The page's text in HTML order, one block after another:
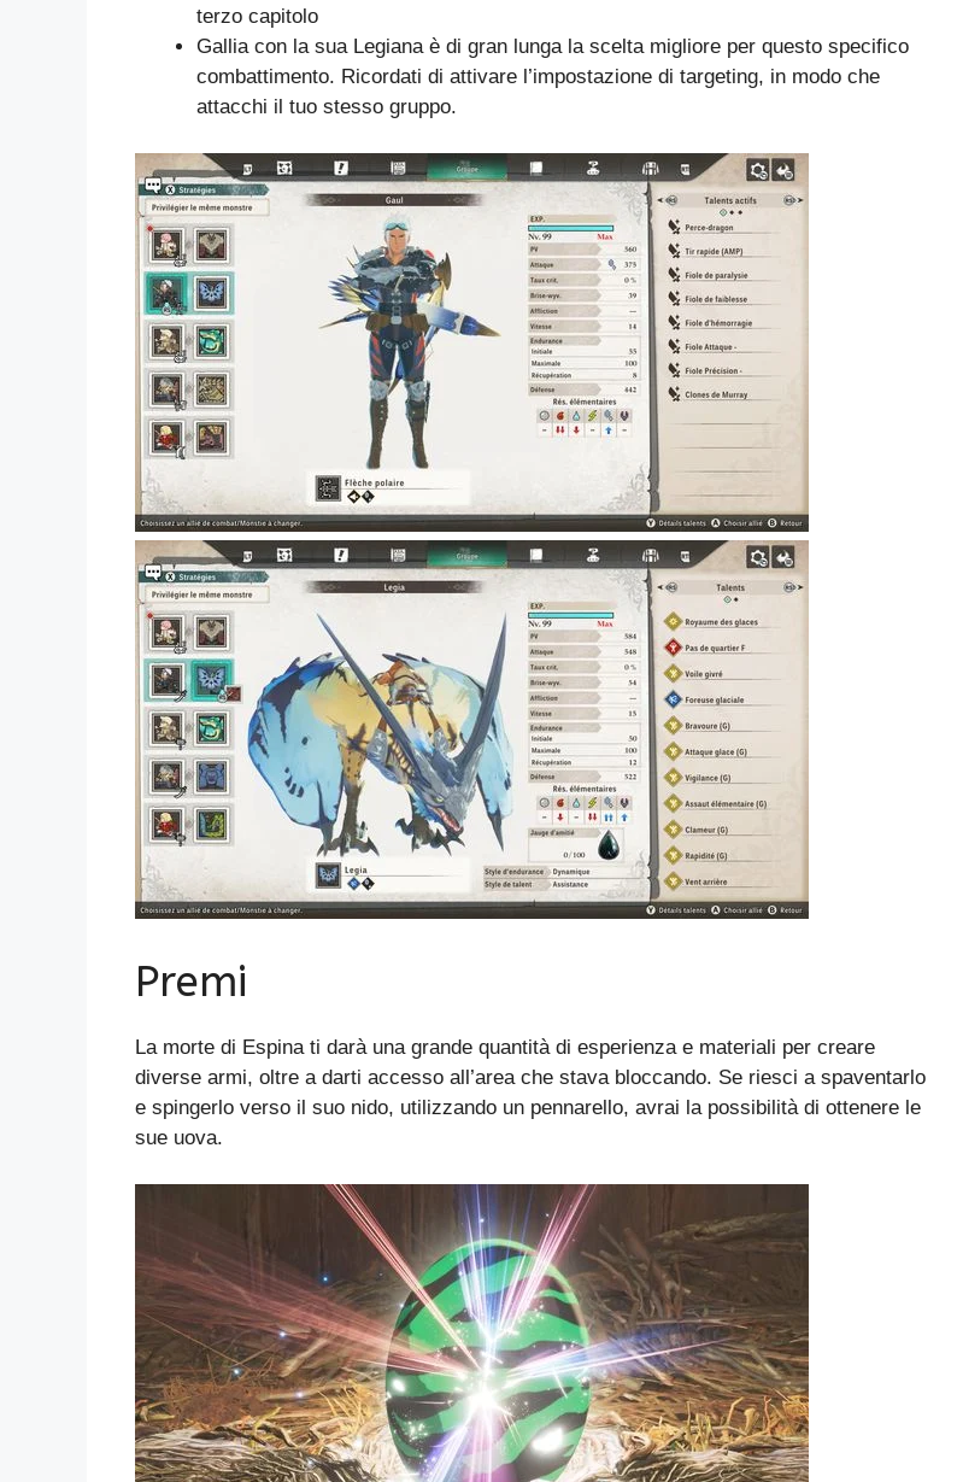
terzo capitolo
Gallia con la sua Legiana è di gran lunga la scelta migliore per questo specifico
combattimento. Ricordati di attivare l’impostazione di targeting, in modo che
attacchi il tuo stesso gruppo.
Premi
La morte di Espina ti darà una grande quantità di esperienza e materiali per creare
diverse armi, oltre a darti accesso all’area che stava bloccando. Se riesci a spaventarlo
e spingerlo verso il suo nido, utilizzando un pennarello, avrai la possibilità di ottenere le
sue uova.